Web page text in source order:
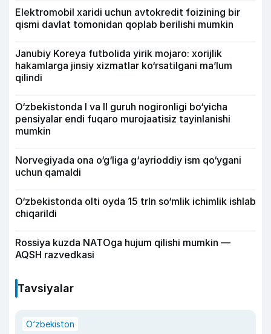
Elektromobil xaridi uchun avtokredit foizining bir
qismi davlat tomonidan qoplab berilishi mumkin
Janubiy Koreya futbolida yirik mojaro: xorijlik
hakamlarga jinsiy xizmatlar ko‘rsatilgani ma’lum
qilindi
O‘zbekistonda I va II guruh nogironligi bo‘yicha
pensiyalar endi fuqaro murojaatisiz tayinlanishi
mumkin
Norvegiyada ona o‘g‘liga g‘ayrioddiy ism qo‘ygani
uchun qamaldi
O‘zbekistonda olti oyda 15 trln so‘mlik ichimlik ishlab
chiqarildi
Rossiya kuzda NATOga hujum qilishi mumkin —
AQSH razvedkasi
Tavsiyalar
O‘zbekiston